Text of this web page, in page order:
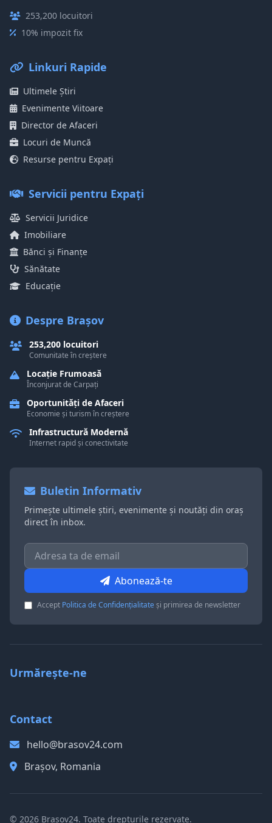
253,200 locuitori
10% impozit fix
Linkuri Rapide
Ultimele Știri
Evenimente Viitoare
Director de Afaceri
Locuri de Muncă
Resurse pentru Expați
Servicii pentru Expați
Servicii Juridice
Imobiliare
Bănci și Finanțe
Sănătate
Educație
Despre Brașov
253,200 locuitori
Comunitate în creștere
Locație Frumoasă
Înconjurat de Carpați
Oportunități de Afaceri
Economie și turism în creștere
Infrastructură Modernă
Internet rapid și conectivitate
Buletin Informativ
Primește ultimele știri, evenimente și noutăți din oraș
direct în inbox.
Abonează-te
Accept Politica de Confidențialitateși primirea de newsletter
Urmărește-ne
Contact
hello@brasov24.com
Brașov, Romania
© 2026 Brașov24. Toate drepturile rezervate.